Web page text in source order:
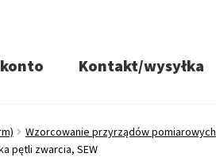
Kontakt/wysyłka
Wzorcowanie przyrządów pomiarowych
pętli zwarcia, SEW